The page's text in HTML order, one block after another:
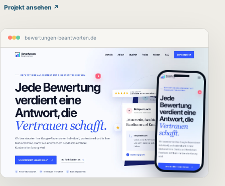
Projekt ansehen ↗
bewertungen-beantworten.de